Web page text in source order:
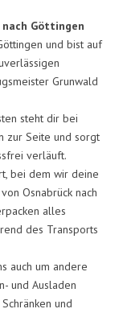
nach Göttingen
und bist auf
Grunwald
steht dir bei
zur Seite und sorgt
verläuft.
bei dem wir deine
Osnabrück nach
alles
des Transports
auch um andere
und Ausladen
und